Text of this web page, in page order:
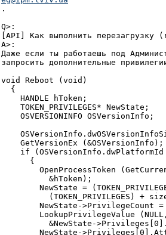
.
Q>:
[API] Как выполнить перезагрузку
A>:
Даже если ты работаешь под
запросить дополнительные
void Reboot (void)
  {
    HANDLE hToken;
    TOKEN_PRIVILEGES* NewState;
    OSVERSIONINFO OSVersionInfo;
    GetVersionEx (&OSVersionInfo);
if
      {
OpenProcessToken
          &hToken);
NewState =
(TOKEN_PRIVILEGES) +
NewState->PrivilegeCount =
LookupPrivilegeValue
&NewState-
NewState-